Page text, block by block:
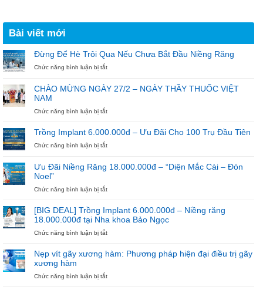
Bài viết mới
Đừng Để Hè Trôi Qua Nếu Chưa Bắt Đầu Niềng Răng
Chức năng bình luận bị tắtở
Để
Hè
Qua
Chưa
Bắt
Đầu
Răng
CHÀO MỪNG NGÀY 27/2 – NGÀY THẦY THUỐC VIỆT
NAM
Chức năng bình luận bị tắtở
MỪNG
NGÀY
27/2
NGÀY
VIỆT
Trồng Implant 6.000.000đ – Ưu Đãi Cho 100 Trụ Đầu Tiên
Chức năng bình luận bị tắtở
Implant
6.000.000đ
Ưu
Cho
100
Trụ
Đầu
Ưu Đãi Niềng Răng 18.000.000đ – “Diện Mắc Cài – Đón
Noel”
Chức năng bình luận bị tắtở
Niềng
Răng
18.000.000đ
“Diện
–
[BIG DEAL] Trồng Implant 6.000.000đ – Niềng răng
18.000.000đ tại Nha khoa Bảo Ngọc
Chức năng bình luận bị tắtở
DEAL]
Trồng
6.000.000đ
Nẹp vít gãy xương hàm: Phương pháp hiện đại điều trị gãy
xương hàm
Chức năng bình luận bị tắtở